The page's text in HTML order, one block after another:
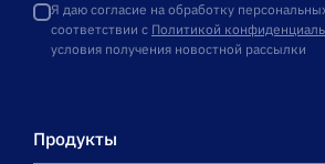
Я даю согласие на обработку
соответствии с Политикой
условия получения новостной рассылки
Продукты